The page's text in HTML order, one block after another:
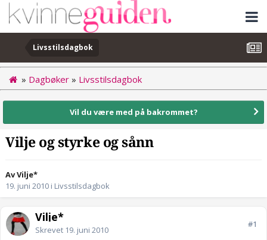
Livsstilsdagbok
» Dagbøker » Livsstilsdagbok
Vil du være med på bakrommet?
Vilje og styrke og sånn
Av Vilje*
19. juni 2010 i Livsstilsdagbok
Vilje*
Skrevet 19. juni 2010
#1